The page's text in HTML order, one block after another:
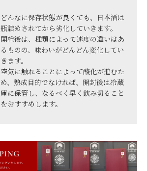
どんなに保存状態が良くても、日本酒は
瓶詰めされてから劣化していきます。
開栓後は、種類によって速度の違いはあ
るものの、味わいがどんどん変化してい
きます。
空気に触れることによって酸化が進むた
め、熟成目的でなければ、開封後は冷蔵
庫に保管し、なるべく早く飲み切ること
をおすすめします。